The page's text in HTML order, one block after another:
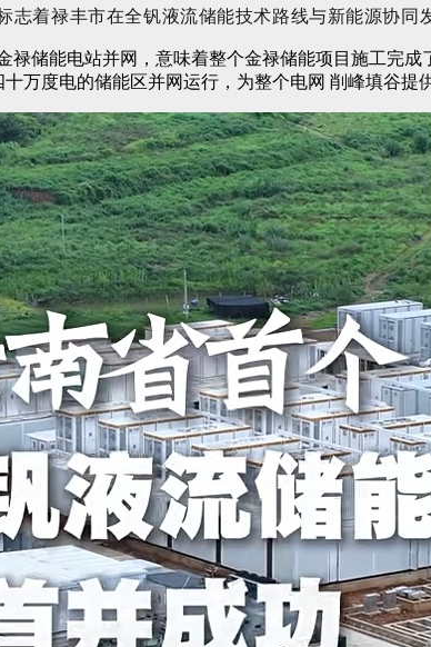
志着禄丰市在全钒液流储能技术路线与新能源协同
储能电站并网，意味着整个金禄储能项目施工完
万度电的储能区并网运行，为整个电网 削峰填谷提